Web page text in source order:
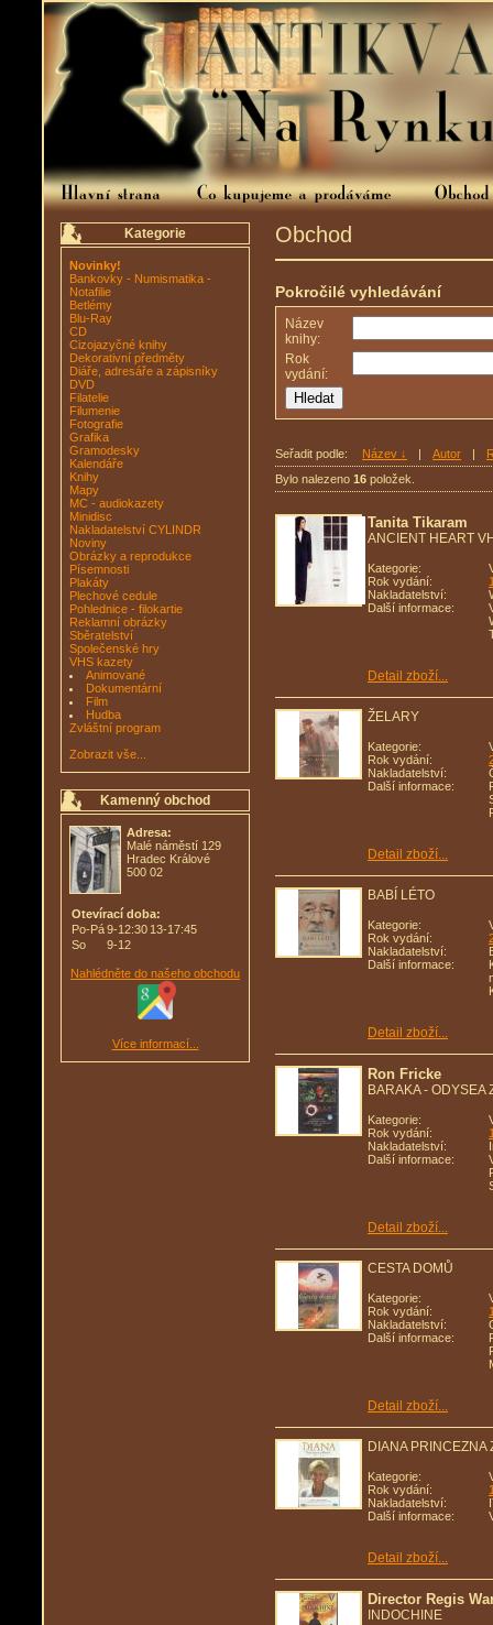
Kategorie
Novinky!
Bankovky - Numismatika -
Notafilie
Betlémy
Blu-Ray
CD
Cizojazyčné knihy
Dekorativní předměty
Diáře, adresáře a zápisníky
DVD
Filatelie
Filumenie
Fotografie
Grafika
Gramodesky
Kalendáře
Knihy
Mapy
MC - audiokazety
Minidisc
Nakladatelství CYLINDR
Noviny
Obrázky a reprodukce
Písemnosti
Plakáty
Plechové cedule
Pohlednice - filokartie
Reklamní obrázky
Sběratelství
Společenské hry
VHS kazety
Animované
Dokumentární
Film
Hudba
Zvláštní program
Zobrazit vše...
Kamenný obchod
Adresa:
Malé náměstí 129
Hradec Králové
500 02
Otevírací doba:
Po-Pá9-12:30 13-17:45
So
9-12
Nahlédněte do našeho obchodu
Více informací...
Obchod
Pokročilé vyhledávání
Název
knihy:
Rok
vydání:
Seřadit podle: Název ↓ | Autor |
Bylo nalezeno 16 položek.
Tanita Tikaram ‎
ANCIENT HEART
Kategorie:
Rok vydání:
Nakladatelství:
Další informace:
Detail zboží...
ŽELARY
Kategorie:
Rok vydání:
Nakladatelství:
Další informace:
Detail zboží...
BABÍ LÉTO
Kategorie:
Rok vydání:
Nakladatelství:
Další informace:
Detail zboží...
Ron Fricke
BARAKA - ODYSEA
Kategorie:
Rok vydání:
Nakladatelství:
Další informace:
Detail zboží...
CESTA DOMŮ
Kategorie:
Rok vydání:
Nakladatelství:
Další informace:
Detail zboží...
DIANA
Kategorie:
Rok vydání:
Nakladatelství:
Další informace:
Detail zboží...
Director Regis
INDOCHINE